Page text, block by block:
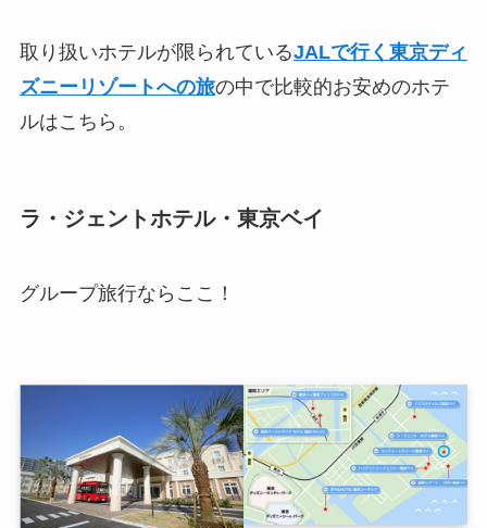
取り扱いホテルが限られているJALで行く東京ディ
ズニーリゾートへの旅の中で比較的お安めのホテ
ルはこちら。
ラ・ジェントホテル・東京ベイ
グループ旅行ならここ！